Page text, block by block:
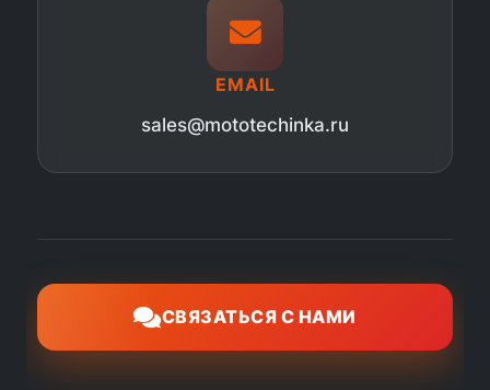
EMAIL
sales@mototechinka.ru
СВЯЗАТЬСЯ С НАМИ